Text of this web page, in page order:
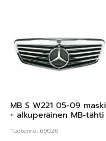
MB S W221 05-09 maski
+ alkuperäinen MB-tähti
Tuotenro: 69026